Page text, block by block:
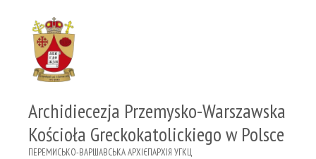
Archidiecezja Przemysko-Warszawska
Kościoła Greckokatolickiego w Polsce
ПЕРЕМИСЬКО-ВАРШАВСЬКА АРХІЄПАРХІЯ УГКЦ